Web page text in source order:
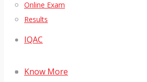
Online Exam
Results
IQAC
Know More